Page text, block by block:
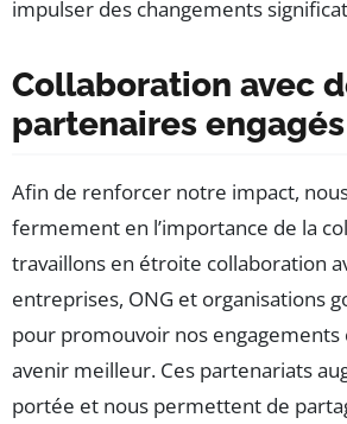
impulser des changements
Collaboration avec
partenaires engagés
Afin de renforcer notre impact,
fermement en l’importance de la
travaillons en étroite collaboration
entreprises, ONG et organisations
pour promouvoir nos engagements
avenir meilleur. Ces partenariats
portée et nous permettent de